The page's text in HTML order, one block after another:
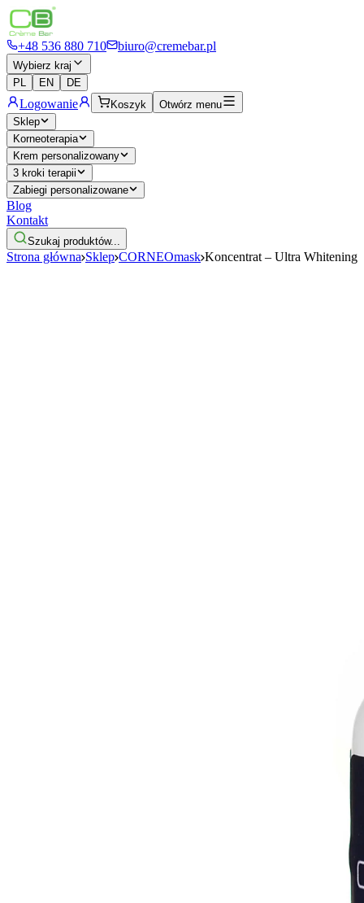
+48 536 880 710 biuro@cremebar.pl
Wybierz kraj
PL
EN DE
Logowanie Koszyk
Otwórz menu
Sklep
Korneoterapia
Krem personalizowany
3 kroki terapii
Zabiegi personalizowane
Blog
Kontakt
Szukaj produktów...
Strona główna Sklep CORNEOmask Koncentrat – Ultra Whitening